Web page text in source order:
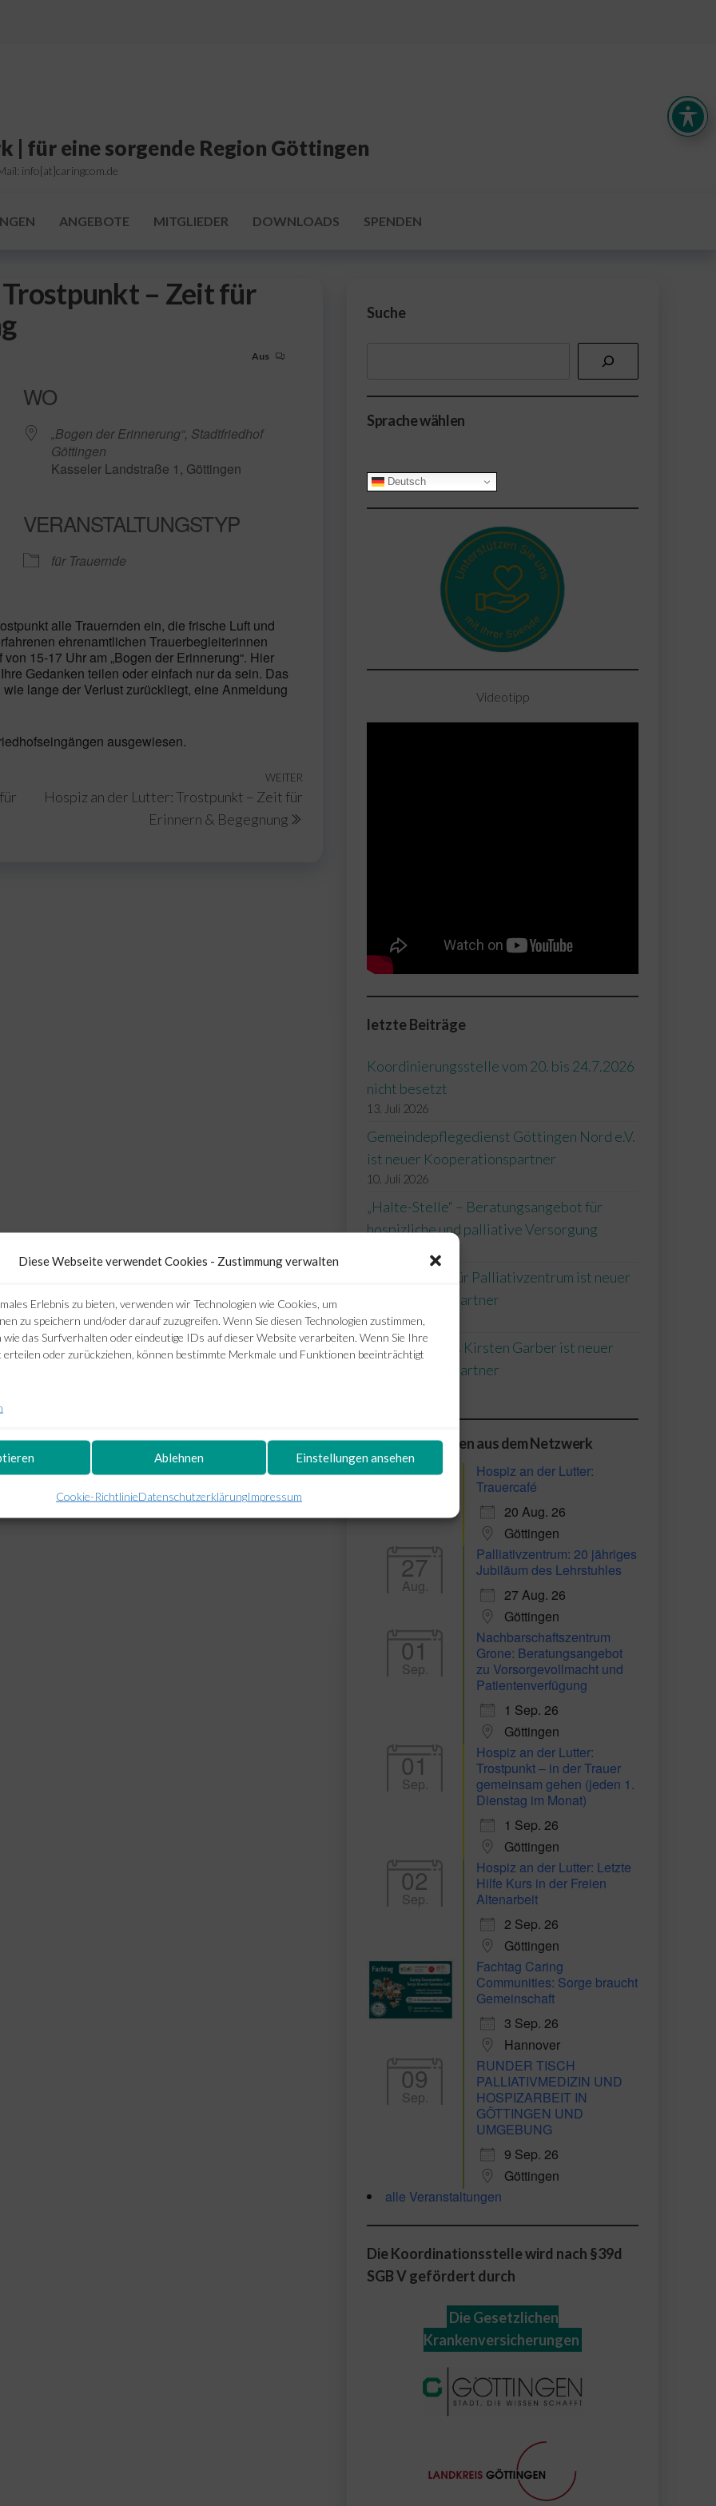
Diese Webseite verwendet Cookies - Zustimmung verwalten
Erlebnis zu bieten, verwenden wir Technologien wie Cookies, um
zu speichern und/oder darauf zuzugreifen. Wenn Sie diesen Technologien zustimmen,
das Surfverhalten oder eindeutige IDs auf dieser Website verarbeiten. Wenn Sie Ihre
oder zurückziehen, können bestimmte Merkmale und Funktionen beeinträchtigt
Ablehnen Einstellungen ansehen
Cookie-RichtlinieDatenschutzerklärungImpressum
| für eine sorgende Region Göttingen
info[at]caringcom.de
ANGEBOTE MITGLIEDER DOWNLOADS SPENDEN
– Zeit für
Aus
Kalender iCalendar
WO
„Bogen der Erinnerung“, Stadtfriedhof
Göttingen
Kasseler Landstraße 1, Göttingen
VERANSTALTUNGSTYP
für Trauernde
alle Trauernden ein, die frische Luft und
ehrenamtlichen Trauerbegleiterinnen
15-17 Uhr am „Bogen der Erinnerung“. Hier
Gedanken teilen oder einfach nur da sein. Das
lange der Verlust zurückliegt, eine Anmeldung
ausgewiesen.
WEITER
Hospiz an der Lutter: Trostpunkt – Zeit für
Erinnern & Begegnung
Suche
Sprache wählen
Deutsch
Videotipp
letzte Beiträge
Koordinierungsstelle vom 20. bis 24.7.2026
nicht besetzt
13. Juli 2026
Gemeindepflegedienst Göttingen Nord e.V.
ist neuer Kooperationspartner
10. Juli 2026
„Halte-Stelle“ – Beratungsangebot für
hospizliche und palliative Versorgung
Förderverein für Palliativzentrum ist neuer
Kooperationspartner
22. Juni 2026
Hausarztpraxis Kirsten Garber ist neuer
Kooperationspartner
Veranstaltungen aus dem Netzwerk
20
Hospiz an der Lutter:
Trauercafé
20 Aug. 26
Göttingen
27
Aug.
Palliativzentrum: 20 jähriges
Jubiläum des Lehrstuhles
27 Aug. 26
Göttingen
01
Sep.
Nachbarschaftszentrum
Grone: Beratungsangebot
zu Vorsorgevollmacht und
Patientenverfügung
1 Sep. 26
Göttingen
01
Sep.
Hospiz an der Lutter:
Trostpunkt – in der Trauer
gemeinsam gehen (jeden 1.
Dienstag im Monat)
1 Sep. 26
Göttingen
02
Sep.
Hospiz an der Lutter: Letzte
Hilfe Kurs in der Freien
Altenarbeit
2 Sep. 26
Göttingen
Fachtag Caring
Communities: Sorge braucht
Gemeinschaft
3 Sep. 26
Hannover
09
Sep.
RUNDER TISCH
PALLIATIVMEDIZIN UND
HOSPIZARBEIT IN
GÖTTINGEN UND
UMGEBUNG
9 Sep. 26
Göttingen
alle Veranstaltungen
Die Koordinationsstelle wird nach §39d
SGB V gefördert durch
Die Gesetzlichen
Krankenversicherungen